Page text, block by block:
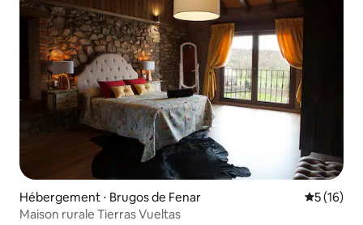
Hébergement ⋅ Brugos de Fenar
5 (16)
Maison rurale Tierras Vueltas